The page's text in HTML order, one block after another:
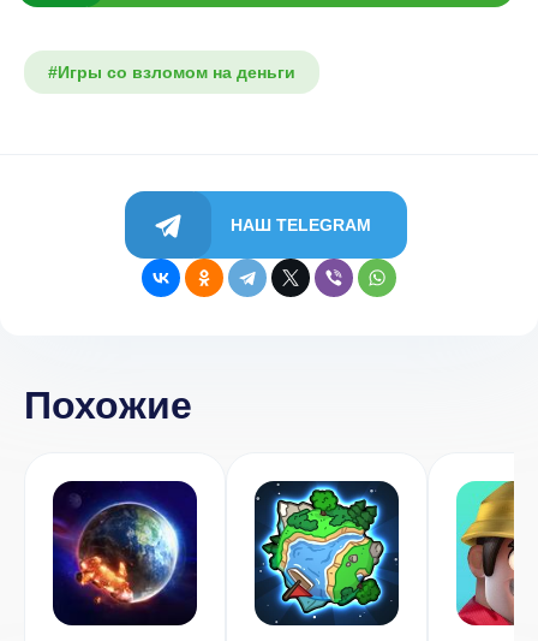
#Игры со взломом на деньги
НАШ TELEGRAM
Похожие